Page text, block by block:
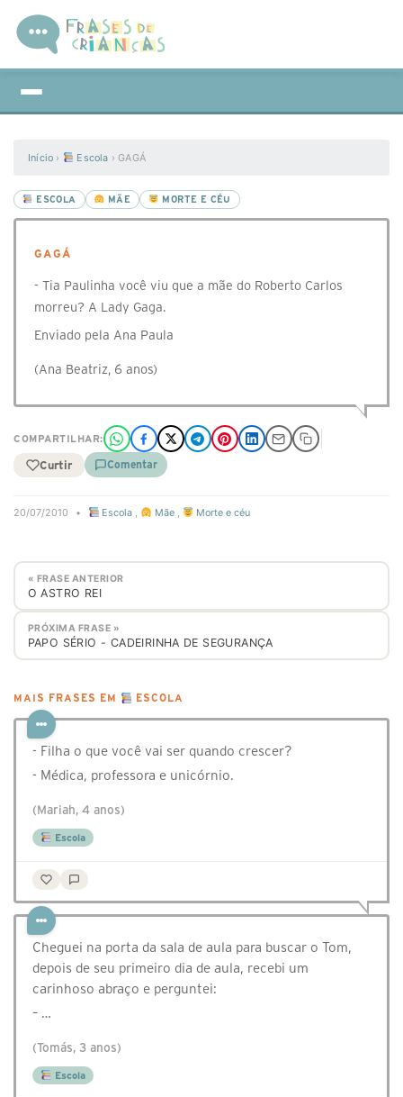
Início › Escola ›GAGÁ
ESCOLA MÃE MORTE E CÉU
GAGÁ
- Tia Paulinha você viu que a mãe do Roberto Carlos
morreu? A Lady Gaga.
Enviado pela Ana Paula
(Ana Beatriz, 6 anos)
COMPARTILHAR:
Curtir Comentar
20/07/2010 • Escola , Mãe, Morte e céu
« FRASE ANTERIOR
O ASTRO REI
PRÓXIMA FRASE »
PAPO SÉRIO - CADEIRINHA DE SEGURANÇA
MAIS FRASES EM ESCOLA
- Filha o que você vai ser quando crescer?
- Médica, professora e unicórnio.
(Mariah, 4 anos)
Escola
Cheguei na porta da sala de aula para buscar o Tom,
depois de seu primeiro dia de aula, recebi um
carinhoso abraço e perguntei:
– …
(Tomás, 3 anos)
Escola